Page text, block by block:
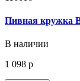
Пивная кружка
В наличии
1 098 р